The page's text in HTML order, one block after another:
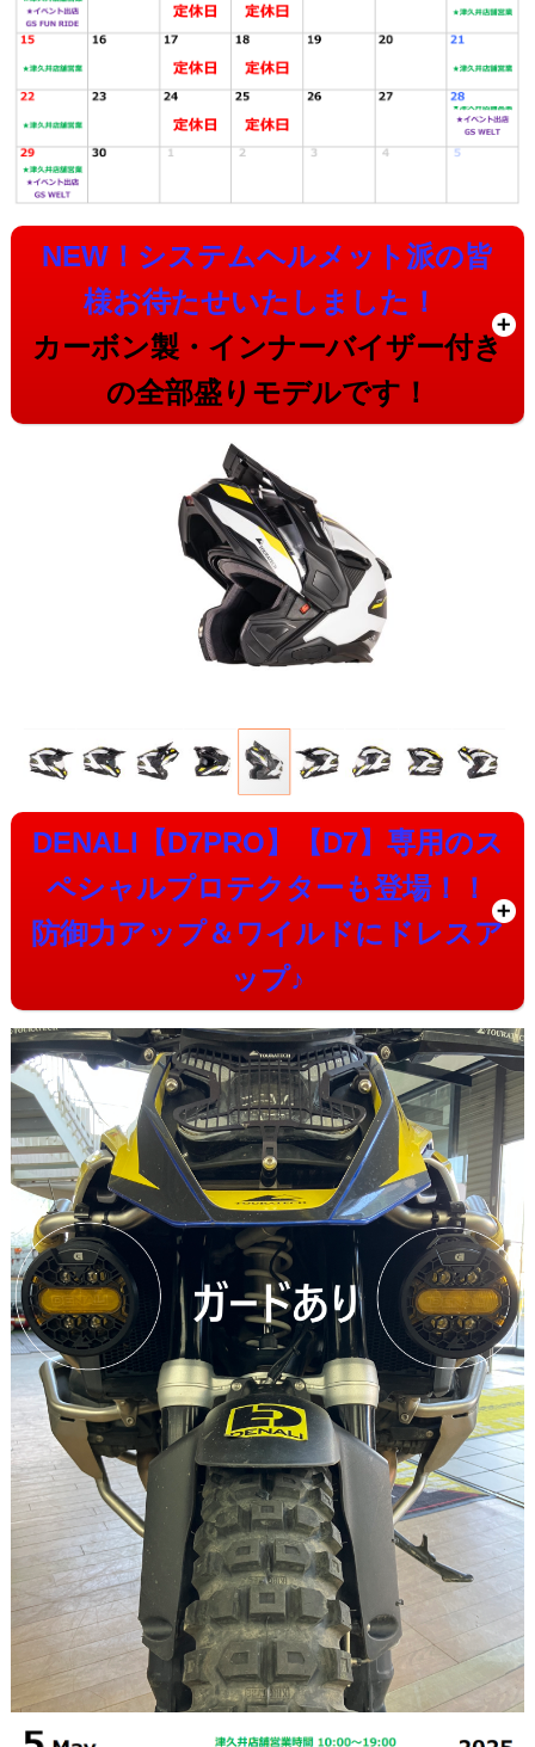
NEW！システムヘルメット派の皆
様お待たせいたしました！
カーボン製・インナーバイザー付き
の全部盛りモデルです！
DENALI【D7PRO】【D7】専用のス
ペシャルプロテクターも登場！！
防御力アップ＆ワイルドにドレスア
ップ♪